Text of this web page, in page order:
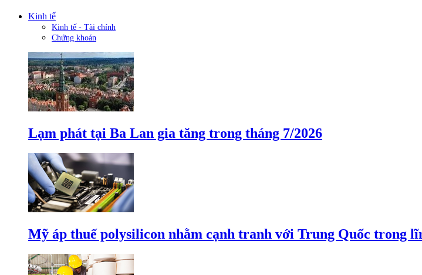
Kinh tế
Kinh tế - Tài chính
Chứng khoán
Lạm phát tại Ba Lan gia tăng trong tháng 7/2026
Mỹ áp thuế polysilicon nhằm cạnh tranh với Trung Quốc trong